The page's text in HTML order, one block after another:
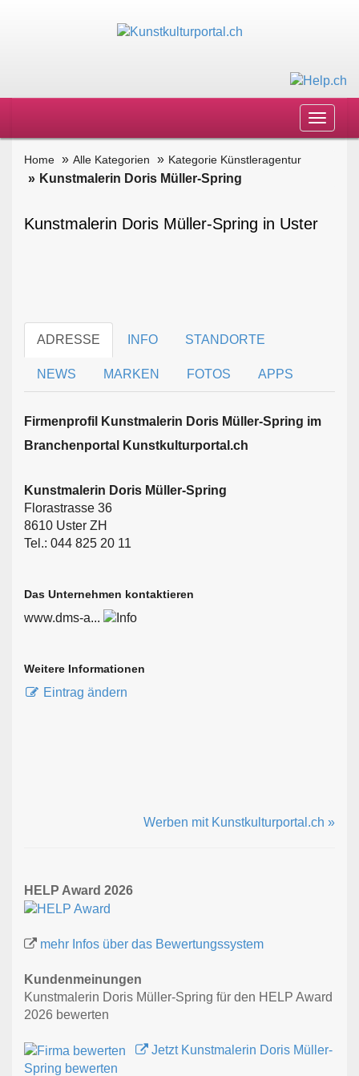
Toggle
Home Alle Kategorien Kategorie Künstleragentur
Kunstmalerin Doris Müller-Spring
Kunstmalerin Doris Müller-Spring in Uster
ADRESSE INFO STANDORTE
NEWS MARKEN FOTOS APPS
Firmen­profil Kunstmalerin Doris Müller-Spring im
Branchen­portal Kunstkulturportal.ch
Kunstmalerin Doris Müller-Spring
Florastrasse 36
8610 Uster ZH
Tel.: 044 825 20 11
Das Unternehmen kontaktieren
www.dms-a...
Weitere Informationen
Eintrag ändern
Werben mit Kunstkulturportal.ch »
HELP Award 2026
mehr Infos über das Bewertungssystem
Kundenmeinungen
Kunstmalerin Doris Müller-Spring für den HELP Award
2026 bewerten
Jetzt Kunstmalerin Doris Müller-
Spring bewerten